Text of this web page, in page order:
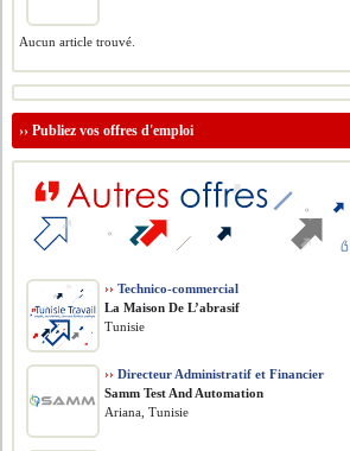
Aucun article trouvé.
››Publiez vos offres d'emploi
›› Technico-commercial
La Maison De L’abrasif
Tunisie
›› Directeur Administratif et Financier
Samm Test And Automation
Ariana, Tunisie